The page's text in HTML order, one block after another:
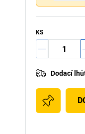
KS
Dodací